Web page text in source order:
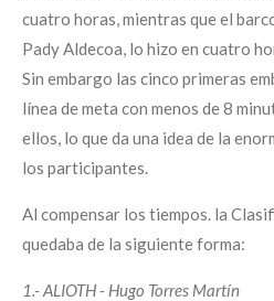
cuatro horas, mientras que el
Pady Aldecoa, lo hizo en cuatro
Sin embargo las cinco primeras
línea de meta con menos de 8
ellos, lo que da una idea de la
los participantes.
Al compensar los tiempos. la
quedaba de la siguiente forma:
1.-ALIOTH - Hugo Torres Martín